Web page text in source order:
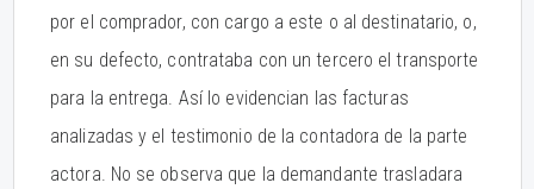
por el comprador, con cargo a este o al destinatario, o,
en su defecto, contrataba con un tercero el transporte
para la entrega. Así lo evidencian las facturas
analizadas y el testimonio de la contadora de la parte
actora. No se observa que la demandante trasladara